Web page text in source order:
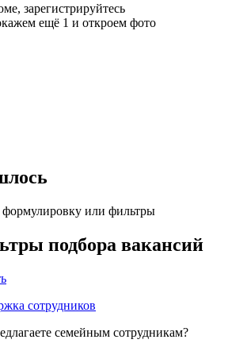
зарегистрируйтесь
ещё 1 и откроем фото
или фильтры
подбора вакансий
сотрудников
семейным сотрудникам?